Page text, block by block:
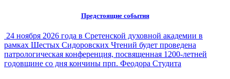
Предстоящие события
24 ноября 2026 года в Сретенской духовной академии в
рамках Шестых Сидоровских Чтений будет проведена
патрологическая конференция, посвященная 1200-летней
годовщине со дня кончины прп. Феодора Студита